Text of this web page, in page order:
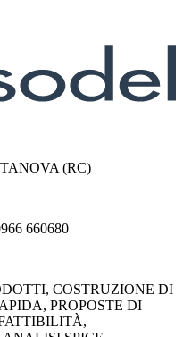
(RC)
660680
COSTRUZIONE DI
PROPOSTE DI